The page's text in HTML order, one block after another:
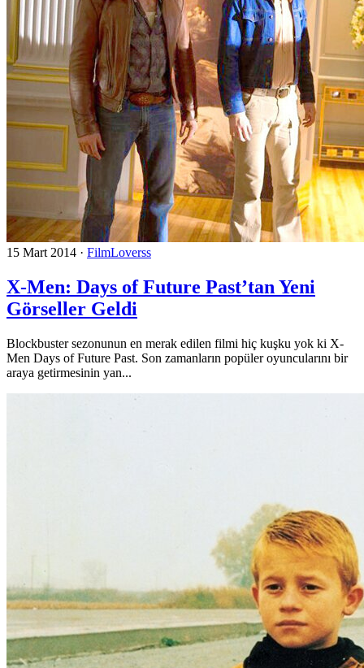
15 Mart 2014 · FilmLoverss
X-Men: Days of Future Past’tan Yeni
Görseller Geldi
Blockbuster sezonunun en merak edilen filmi hiç kuşku yok ki X-
Men Days of Future Past. Son zamanların popüler oyuncularını bir
araya getirmesinin yan...